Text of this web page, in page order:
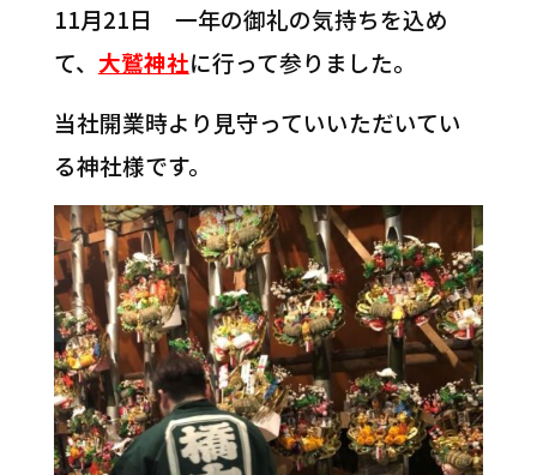
11月21日 一年の御礼の気持ちを込め
て、 大鷲神社に行って参りました。
当社開業時より見守っていいただいてい
る神社様です。